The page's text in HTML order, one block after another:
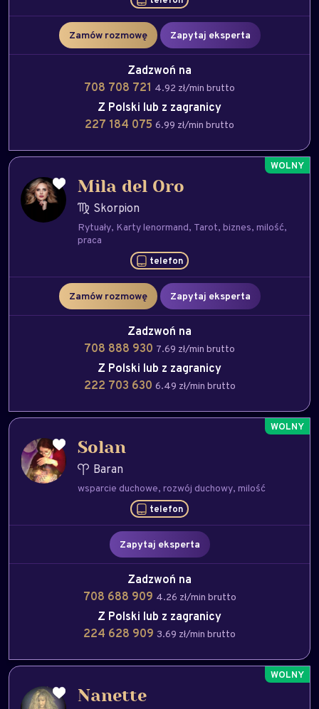
Zamów rozmowę Zapytaj eksperta
Zadzwoń na
708 708 721 4.92 zł/min brutto
Z Polski lub z zagranicy
227 184 075 6.99 zł/min brutto
Mila del Oro
Skorpion
Rytuały Karty lenormand Tarot biznes milość
praca
telefon
Zamów rozmowę Zapytaj eksperta
Zadzwoń na
708 888 930 7.69 zł/min brutto
Z Polski lub z zagranicy
222 703 630 6.49 zł/min brutto
Solan
Baran
wsparcie duchowe rozwój duchowy milość
telefon
Zapytaj eksperta
Zadzwoń na
708 688 909 4.26 zł/min brutto
Z Polski lub z zagranicy
224 628 909 3.69 zł/min brutto
Nanette